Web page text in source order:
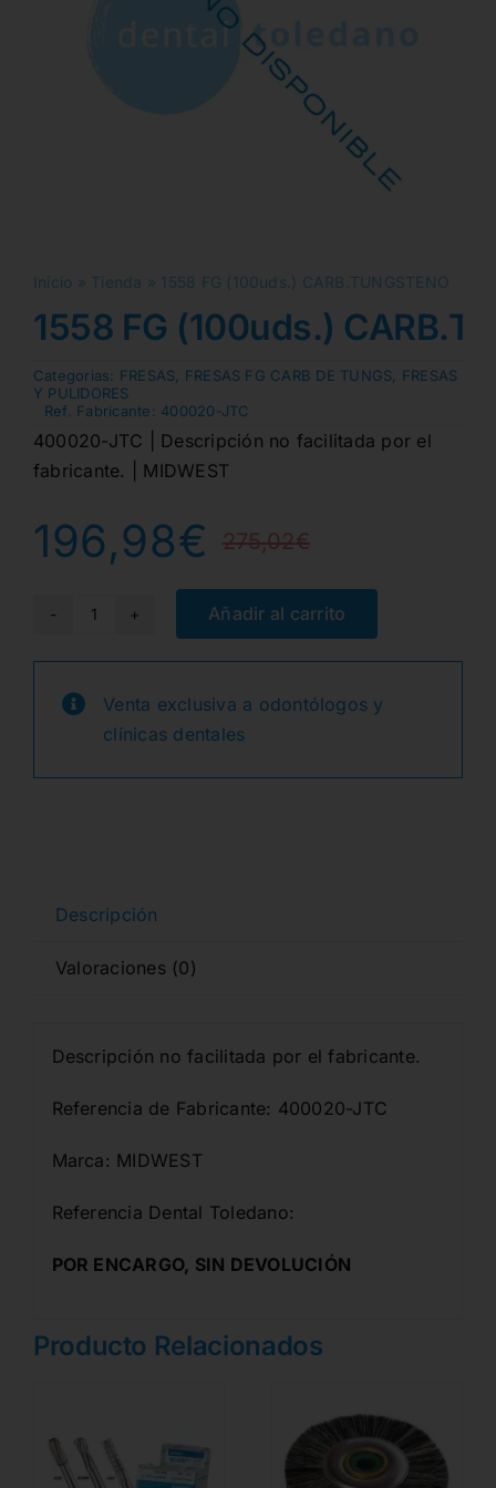
Inicio » Tienda » 1558 FG (100uds.) CARB.TUNGSTENO
1558 FG (100uds.)
Categorias: FRESAS FRESAS FG CARB DE TUNGS
FRESAS
Y PULIDORES
Ref. Fabricante: 400020-JTC
400020-JTC | Descripción no facilitada por el
fabricante. | MIDWEST
275,02€El
precio
original
era:
196,98€
El
precio
actual
es:
196,98€.
1558
FG
CARB.TUNGSTENO
cantidad
Añadir al carrito
Venta exclusiva a odontólogos y
clínicas dentales
Descripción
Valoraciones (0)
Descripción no facilitada por el fabricante.
Referencia de Fabricante: 400020-JTC
Marca: MIDWEST
Referencia Dental Toledano:
POR ENCARGO, SIN DEVOLUCIÓN
Producto Relacionados